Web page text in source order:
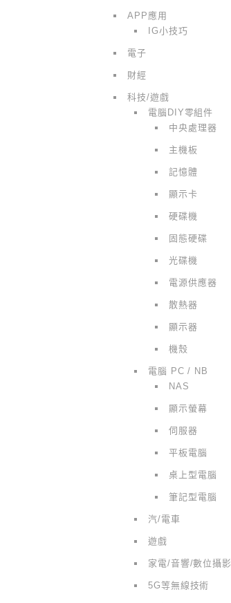
APP應用
IG小技巧
電子
財經
科技/遊戲
電腦DIY零組件
中央處理器
主機板
記憶體
顯示卡
硬碟機
固態硬碟
光碟機
電源供應器
散熱器
顯示器
機殼
電腦 PC / NB
NAS
顯示螢幕
伺服器
平板電腦
桌上型電腦
筆記型電腦
汽/電車
遊戲
家電/音響/數位攝影
5G等無線技術